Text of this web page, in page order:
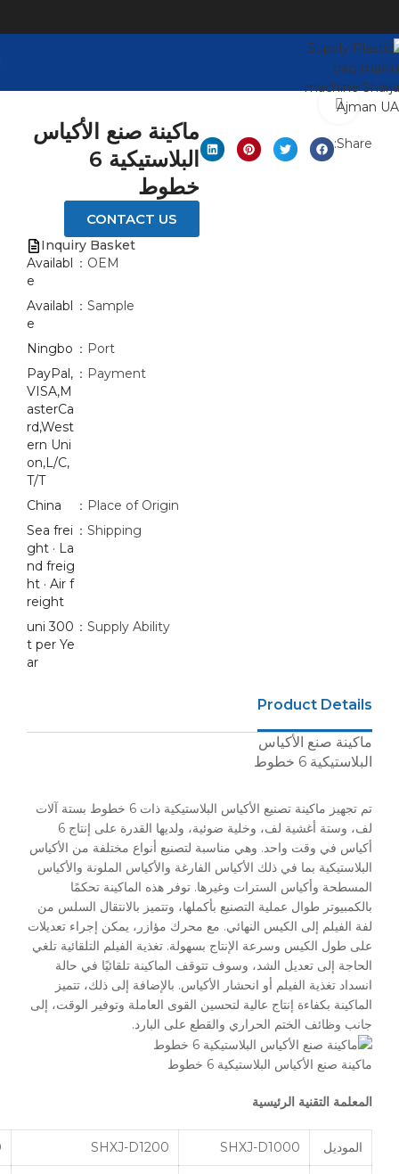
Share:
ماكينة صنع الأكياس
البلاستيكية 6
خطوط
CONTACT US
Inquiry Basket
OEM：
Availabl
e
Sample：
Availabl
e
Port：
Ningbo
Payment：
PayPal,
VISA,M
asterCa
rd,West
ern Uni
on,L/C,
T/T
Place of Origin：
China
Shipping：
Sea frei
ght · La
nd freig
ht · Air f
reight
Supply Ability：
300 uni
t per Ye
ar
Product Details
ماكينة صنع الأكياس
البلاستيكية 6 خطوط
تم تجهيز ماكينة تصنيع الأكياس البلاستيكية ذات 6 خطوط بستة آلات
لف، وستة أغشية لف، وخلية ضوئية، ولديها القدرة على إنتاج 6
أكياس في وقت واحد. وهي مناسبة لتصنيع أنواع مختلفة من الأكياس
البلاستيكية بما في ذلك الأكياس الفارغة والأكياس الملونة والأكياس
المسطحة وأكياس السترات وغيرها. توفر هذه الماكينة تحكمًا
بالكمبيوتر طوال عملية التصنيع بأكملها، وتتميز بالانتقال السلس من
لفة الفيلم إلى الكيس النهائي. مع محرك مؤازر، يمكن إجراء تعديلات
على طول الكيس وسرعة الإنتاج بسهولة. تغذية الفيلم التلقائية تلغي
الحاجة إلى تعديل الشد، وسوف تتوقف الماكينة تلقائيًا في حالة
انسداد تغذية الفيلم أو انحشار الأكياس. بالإضافة إلى ذلك، تتميز
الماكينة بكفاءة إنتاج عالية لتحسين القوى العاملة وتوفير الوقت، إلى
جانب وظائف الختم الحراري والقطع على البارد.
ماكينة صنع الأكياس البلاستيكية 6 خطوط
المعلمة التقنية الرئيسية
الموديل SHXJ-D1000
SHXJ-D1200